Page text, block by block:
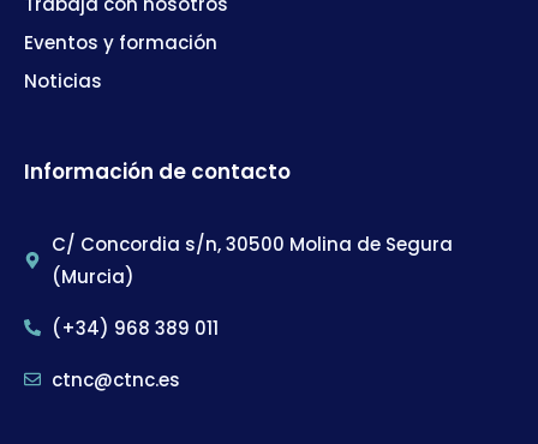
Eventos y formación
Noticias
Información de contacto
C/ Concordia s/n, 30500 Molina de Segura
(Murcia)
(+34) 968 389 011
ctnc@ctnc.es